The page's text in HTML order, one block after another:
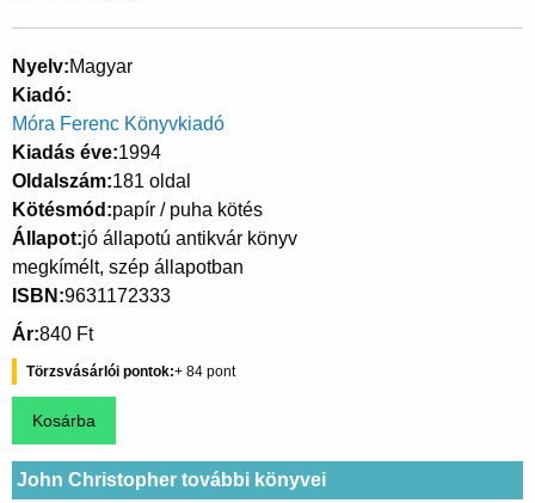
Nyelv Magyar
Kiadó
Móra Ferenc Könyvkiadó
Kiadás éve 1994
Oldalszám 181 oldal
Kötésmód papír / puha kötés
Állapot jó állapotú antikvár könyv
megkímélt, szép állapotban
ISBN 9631172333
Ár 840 Ft
Törzsvásárlói pontok 84
John Christopher további könyvei